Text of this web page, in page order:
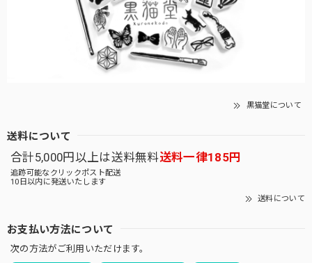
黒猫堂について
送料について
合計5,000円以上は送料無料送料一律185円
追跡可能なクリックポスト配送
10日以内に発送いたします
送料について
お支払い方法について
次の方法がご利用いただけます。